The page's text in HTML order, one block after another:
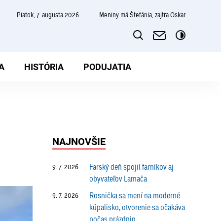
piatok, 7. augusta 2026 Meniny má Štefánia, zajtra Oskar
HISTÓRIA PODUJATIA
NAJNOVŠIE
9. 7. 2026
Farský deň spojil farníkov aj
obyvateľov Lamača
9. 7. 2026
Rosnička sa mení na moderné
kúpalisko, otvorenie sa očakáva